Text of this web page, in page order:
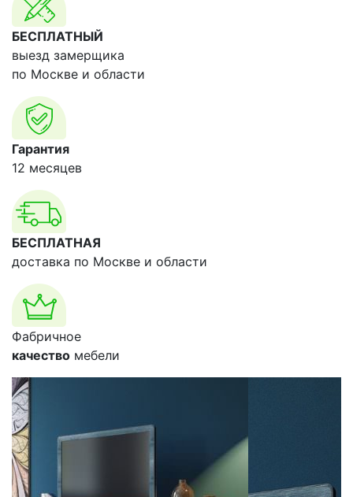
БЕСПЛАТНЫЙ
выезд замерщика
по Москве и области
Гарантия
12 месяцев
БЕСПЛАТНАЯ
доставка по Москве и области
Фабричное
качество мебели